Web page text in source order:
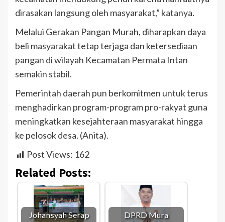
dirasakan langsung oleh masyarakat,” katanya.
Melalui Gerakan Pangan Murah, diharapkan daya
beli masyarakat tetap terjaga dan ketersediaan
pangan di wilayah Kecamatan Permata Intan
semakin stabil.
Pemerintah daerah pun berkomitmen untuk terus
menghadirkan program-program pro-rakyat guna
meningkatkan kesejahteraan masyarakat hingga
ke pelosok desa. (Anita).
Post Views: 162
Related Posts:
Johansyah Serap
DPRD Mura